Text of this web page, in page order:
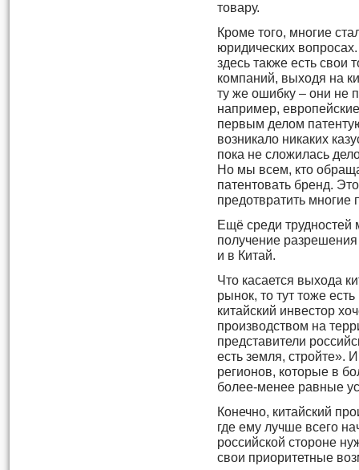
товару.
Кроме того, многие
юридических
здесь также есть свои
компаний, выходя на
ту же ошибку – они не
например,
первым делом
возникало никаких
пока не сложилась
Но мы всем, кто
патентовать бренд.
предотвратить
Ещё среди
получение
и в Китай.
Что касается выхода
рынок, то тут тоже
китайский инвестор
производством на
представители
есть земля, стройте».
регионов, которые в
более-менее равные
Конечно, китайский
где ему лучше всего
российской стороне
свои приоритетные